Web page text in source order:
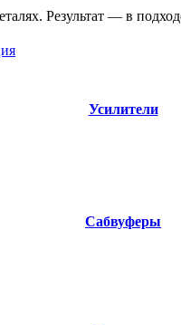
Результат — в
Усилители
Сабвуферы